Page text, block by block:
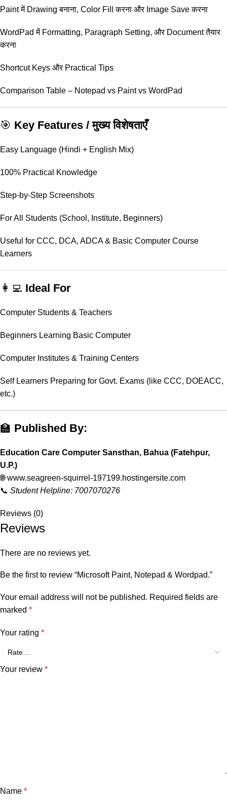
Paint में Drawing बनाना, Color Fill करना और Image Save करना
WordPad में Formatting, Paragraph Setting, और Document तैयार
करना
Shortcut Keys और Practical Tips
Comparison Table – Notepad vs Paint vs WordPad
🎯 Key Features / मुख्य विशेषताएँ
Easy Language (Hindi + English Mix)
100% Practical Knowledge
Step-by-Step Screenshots
For All Students (School, Institute, Beginners)
Useful for CCC, DCA, ADCA & Basic Computer Course
Learners
👩‍💻 Ideal For
Computer Students & Teachers
Beginners Learning Basic Computer
Computer Institutes & Training Centers
Self Learners Preparing for Govt. Exams (like CCC, DOEACC,
etc.)
🏫 Published By:
Education Care Computer Sansthan, Bahua (Fatehpur,
U.P.)
🌐www.seagreen-squirrel-197199.hostingersite.com
📞 Student Helpline: 7007070276
Reviews (0)
Reviews
There are no reviews yet.
Be the first to review “Microsoft Paint, Notepad & Wordpad.”
Your email address will not be published. Required fields are
marked *
Your rating *
Your review *
Name *